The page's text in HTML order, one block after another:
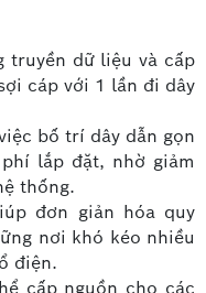
truyền dữ liệu và cấp
cáp với 1 lần đi dây
bố trí dây dẫn gọn
lắp đặt, nhờ giảm
thống.
đơn giản hóa quy
nơi khó kéo nhiều
điện.
cấp nguồn cho các